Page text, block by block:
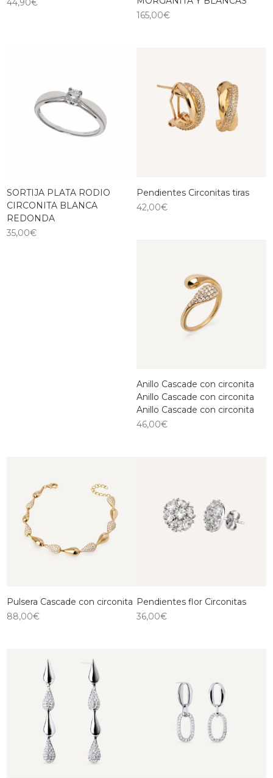
44,90€
165,00€
SORTIJA PLATA RODIO
CIRCONITA BLANCA
REDONDA
35,00€
Pendientes Circonitas tiras
42,00€
Anillo Cascade con circonita
Anillo Cascade con circonita
Anillo Cascade con circonita
46,00€
Pulsera Cascade con circonita
88,00€
Pendientes flor Circonitas
36,00€